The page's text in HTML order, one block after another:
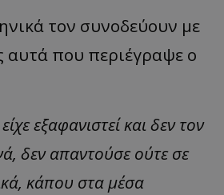
τον συνοδεύουν με
αυτά που περιέγραψε ο
εξαφανιστεί και δεν τον
δεν απαντούσε ούτε σε
κάπου στα μέσα